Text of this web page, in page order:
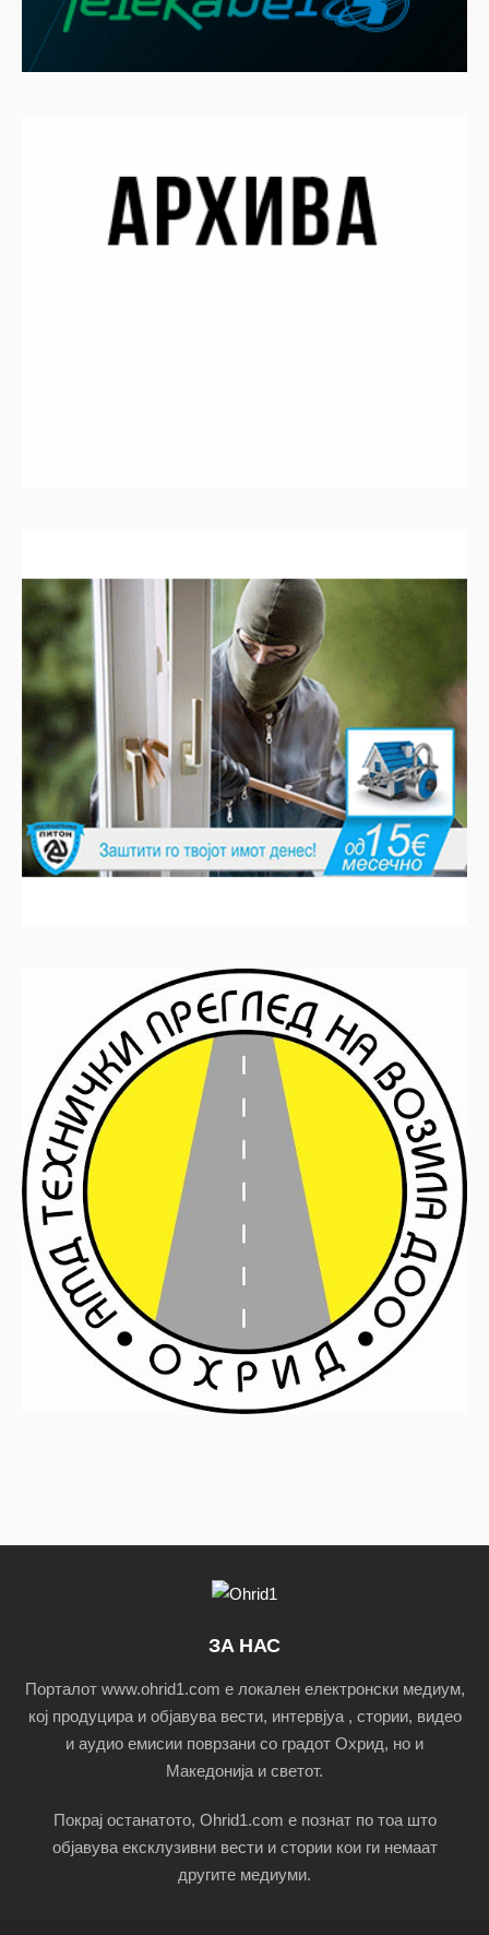
ЗА НАС
Порталот www.ohrid1.com е локален електронски медиум,
кој продуцира и објавува вести, интервјуа , стории, видео
и аудио емисии поврзани со градот Охрид, но и
Македонија и светот.
Покрај останатото, Ohrid1.com е познат по тоа што
објавува ексклузивни вести и стории кои ги немаат
другите медиуми.